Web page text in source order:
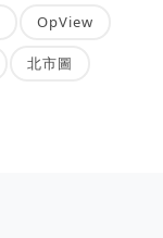
OpView
北市圖